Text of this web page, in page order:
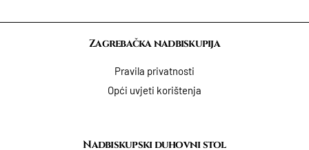
Zagrebačka nadbiskupija
Pravila privatnosti
Opći uvjeti korištenja
Nadbiskupski duhovni stol